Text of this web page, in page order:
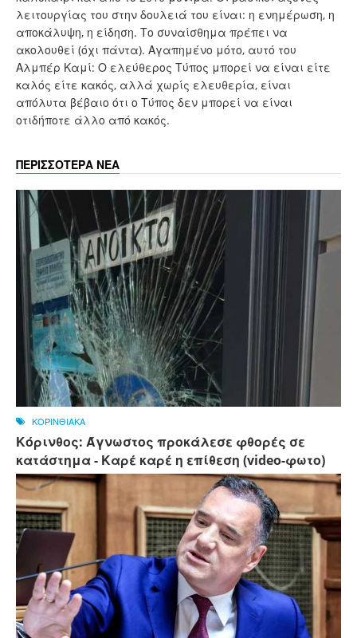
λειτουργίας του στην δουλειά του είναι: η ενημέρωση, η
αποκάλυψη, η είδηση. Το συναίσθημα πρέπει να
ακολουθεί (όχι πάντα). Αγαπημένο μότο, αυτό του
Αλμπέρ Καμί: Ο ελεύθερος Τύπος μπορεί να είναι είτε
καλός είτε κακός, αλλά χωρίς ελευθερία, είναι
απόλυτα βέβαιο ότι ο Τύπος δεν μπορεί να είναι
οτιδήποτε άλλο από κακός.
ΠΕΡΙΣΣΟΤΕΡΑ ΝΕΑ
ΚΟΡΙΝΘΙΑΚΑ
Κόρινθος: Άγνωστος προκάλεσε φθορές σε
κατάστημα - Καρέ καρέ η επίθεση (video-φωτο)